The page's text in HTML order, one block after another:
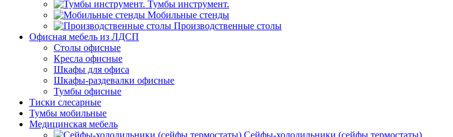
Тумбы инструмент.
Мобильные стенды
Производственные столы
Офисная мебель из ЛДСП
Столы офисные
Кресла офисные
Шкафы для офиса
Шкафы-раздевалки офисные
Тумбы офисные
Тиски слесарные
Тумбы мобильные
Медицинская мебель
Сейфы-холодильники (сейфы термостаты)